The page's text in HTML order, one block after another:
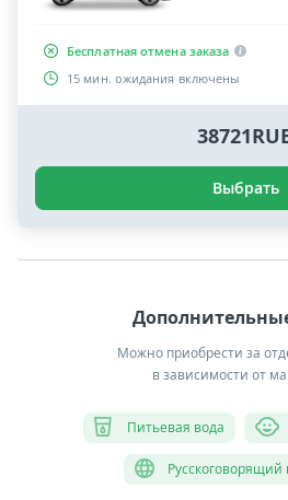
Бесплатная отмена заказа
15 мин. ожидания включены
Выбрать
Можно приобрести за
в зависимости от
Питьевая вода
Русскоговорящий